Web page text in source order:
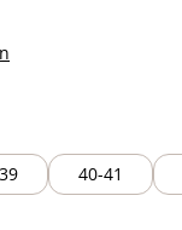
40-41